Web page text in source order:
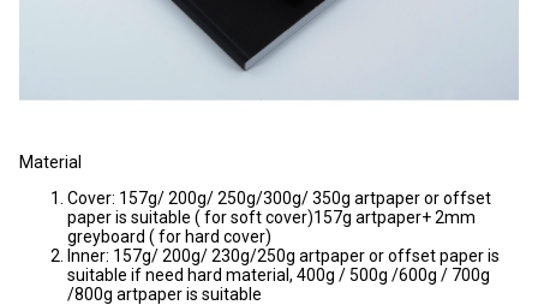
Material
Cover: 157g/ 200g/ 250g/300g/ 350g artpaper or offset
paper is suitable ( for soft cover)157g artpaper+ 2mm
greyboard ( for hard cover)
Inner: 157g/ 200g/ 230g/250g artpaper or offset paper is
suitable if need hard material, 400g / 500g /600g / 700g
/800g artpaper is suitable